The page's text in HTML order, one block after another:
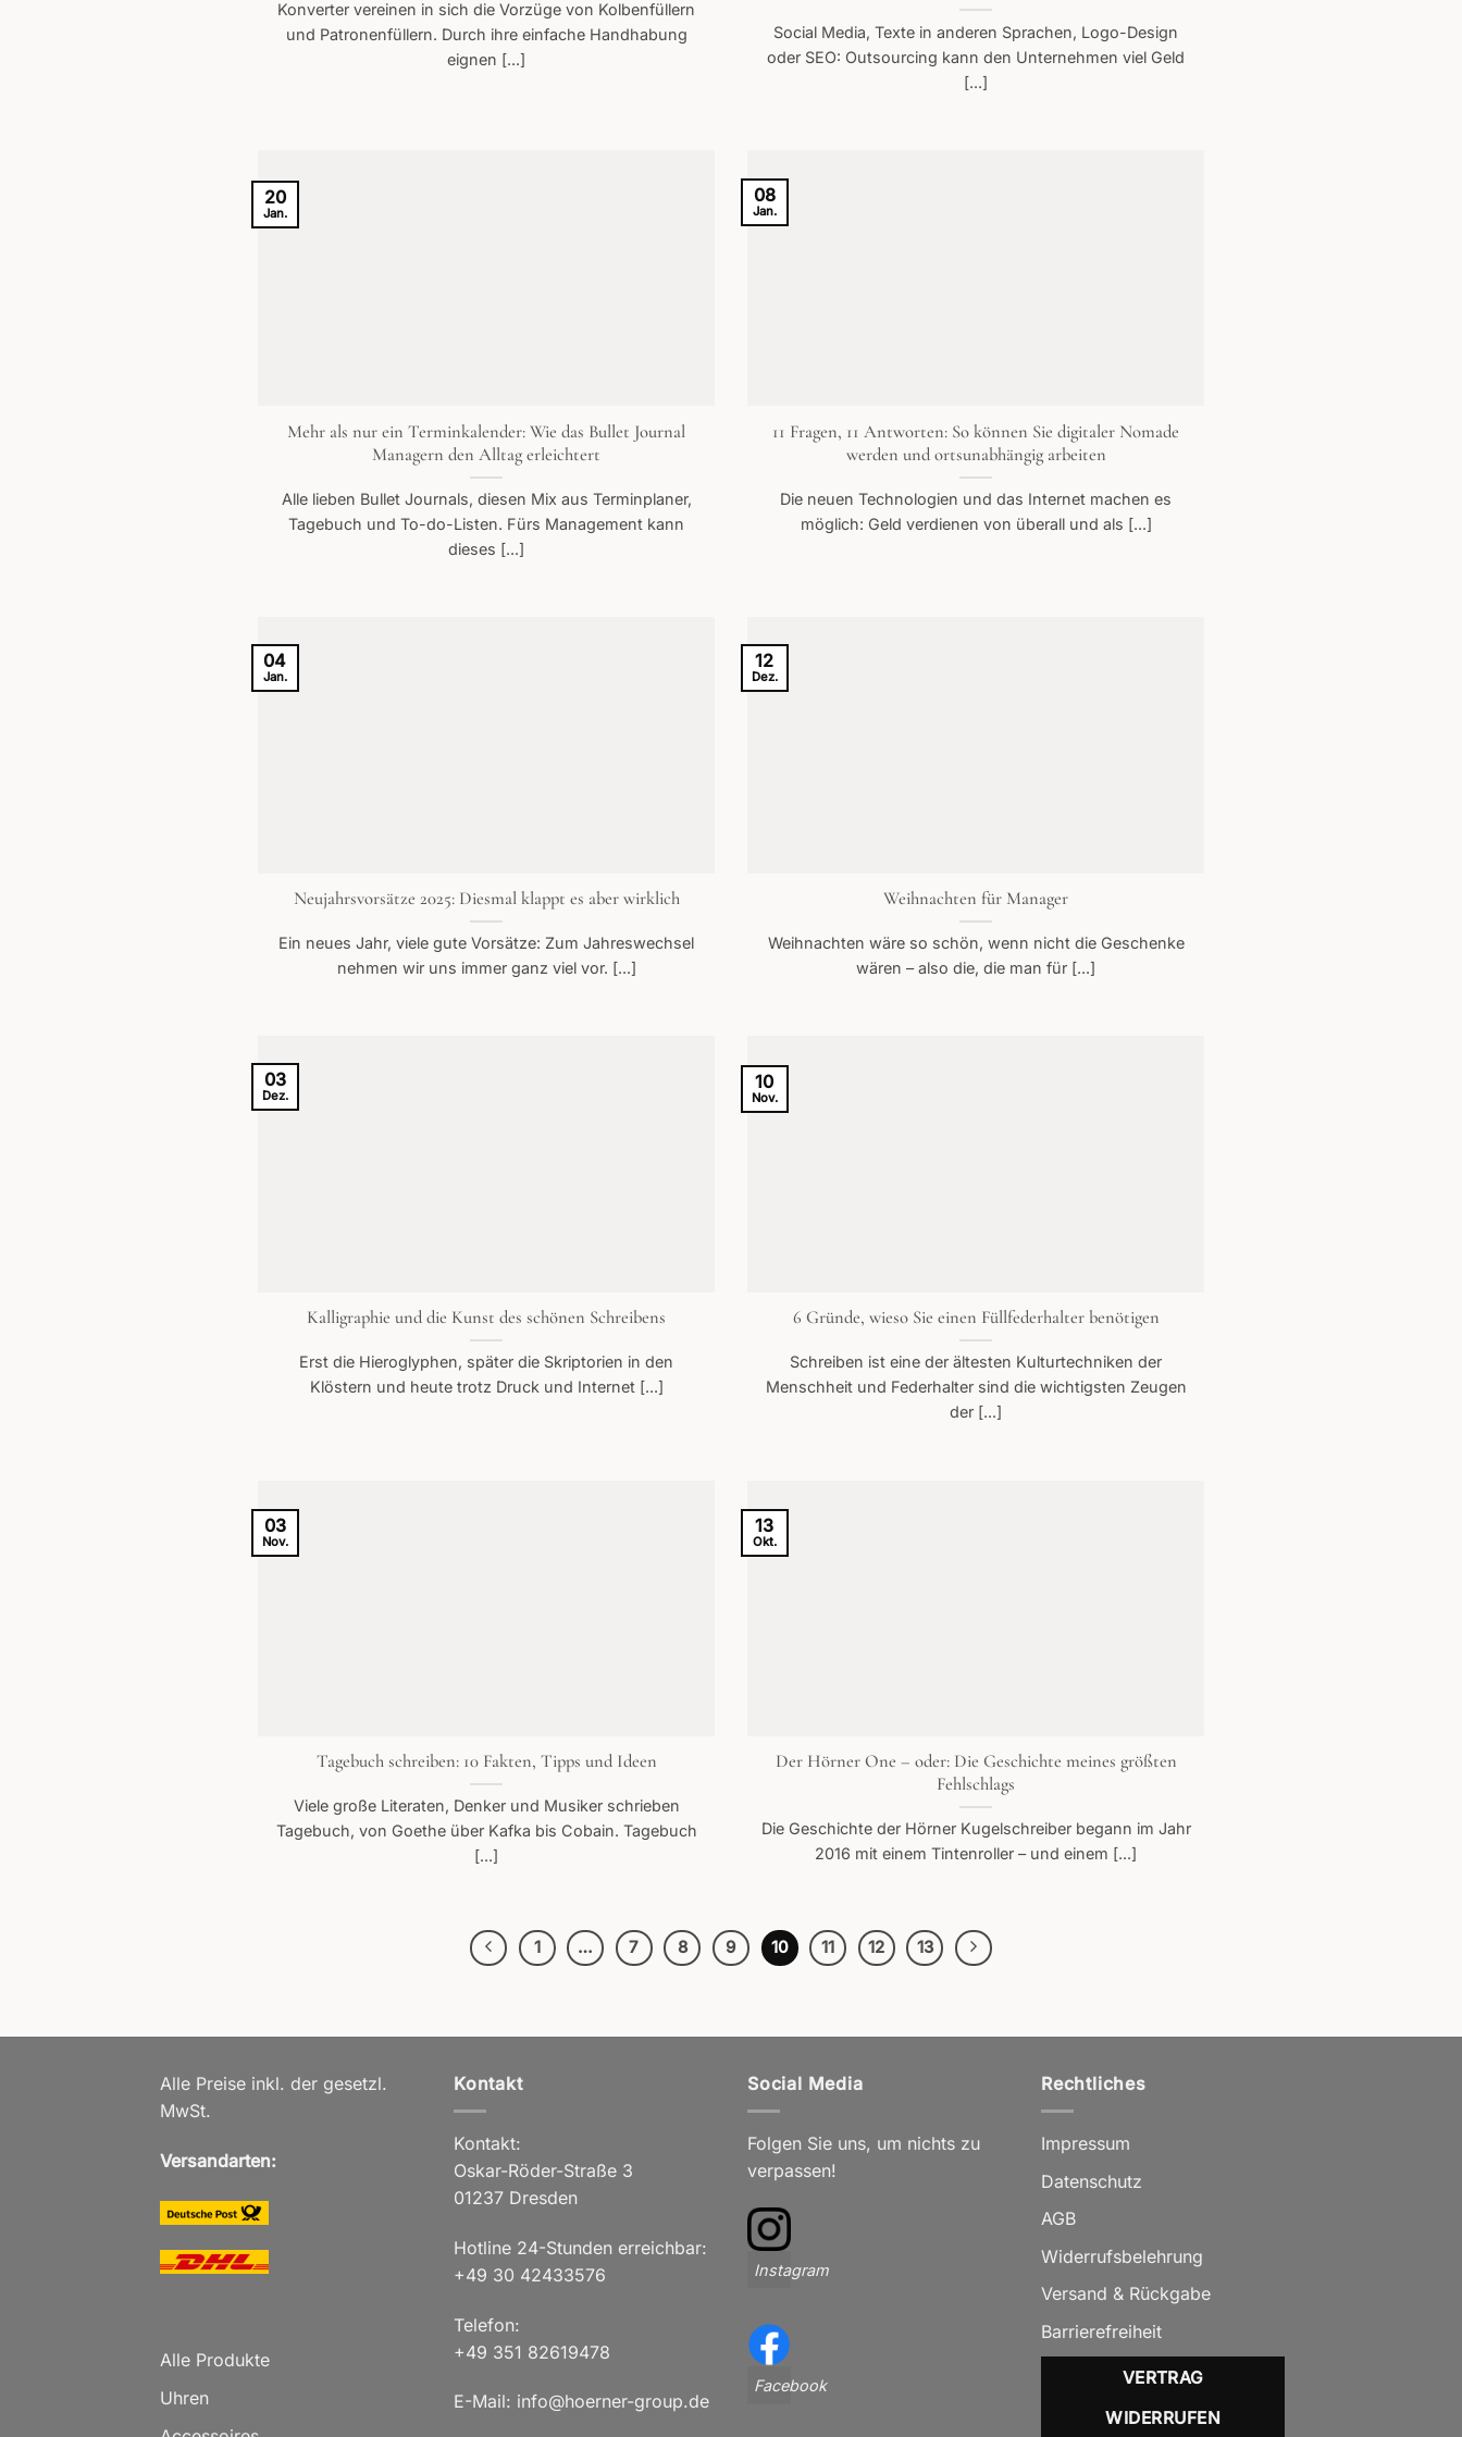
Konverter vereinen in sich die Vorzüge von Kolbenfüllern
und Patronenfüllern. Durch ihre einfache Handhabung
eignen [...]
Social Media, Texte in anderen Sprachen, Logo-Design
oder SEO: Outsourcing kann den Unternehmen viel Geld
[...]
Mehr als nur ein Terminkalender: Wie das Bullet Journal
Managern den Alltag erleichtert
Alle lieben Bullet Journals, diesen Mix aus Terminplaner,
Tagebuch und To-do-Listen. Fürs Management kann
dieses [...]
20
Jan.
11 Fragen, 11 Antworten: So können Sie digitaler Nomade
werden und ortsunabhängig arbeiten
Die neuen Technologien und das Internet machen es
möglich: Geld verdienen von überall und als [...]
08
Jan.
Neujahrsvorsätze 2025: Diesmal klappt es aber wirklich
Ein neues Jahr, viele gute Vorsätze: Zum Jahreswechsel
nehmen wir uns immer ganz viel vor. [...]
04
Jan.
Weihnachten für Manager
Weihnachten wäre so schön, wenn nicht die Geschenke
wären – also die, die man für [...]
12
Dez.
Kalligraphie und die Kunst des schönen Schreibens
Erst die Hieroglyphen, später die Skriptorien in den
Klöstern und heute trotz Druck und Internet [...]
03
Dez.
6 Gründe, wieso Sie einen Füllfederhalter benötigen
Schreiben ist eine der ältesten Kulturtechniken der
Menschheit und Federhalter sind die wichtigsten Zeugen
der [...]
10
Nov.
Tagebuch schreiben: 10 Fakten, Tipps und Ideen
Viele große Literaten, Denker und Musiker schrieben
Tagebuch, von Goethe über Kafka bis Cobain. Tagebuch
[...]
03
Nov.
Der Hörner One – oder: Die Geschichte meines größten
Fehlschlags
Die Geschichte der Hörner Kugelschreiber begann im Jahr
2016 mit einem Tintenroller – und einem [...]
13
Okt.
1 … 7 8 9 10 11 12 13
Alle Preise inkl. der gesetzl.
MwSt.
Versandarten:
Alle Produkte
Uhren
Kontakt
Kontakt:
Oskar-Röder-Straße 3
01237 Dresden
Hotline 24-Stunden erreichbar:
+49 30 42433576
Telefon:
+49 351 82619478
E-Mail: info@hoerner-group.de
Social Media
Folgen Sie uns, um nichts zu
verpassen!
Instagram
Facebook
Rechtliches
Impressum
Datenschutz
AGB
Widerrufsbelehrung
Versand & Rückgabe
Barrierefreiheit
VERTRAG
WIDERRUFEN